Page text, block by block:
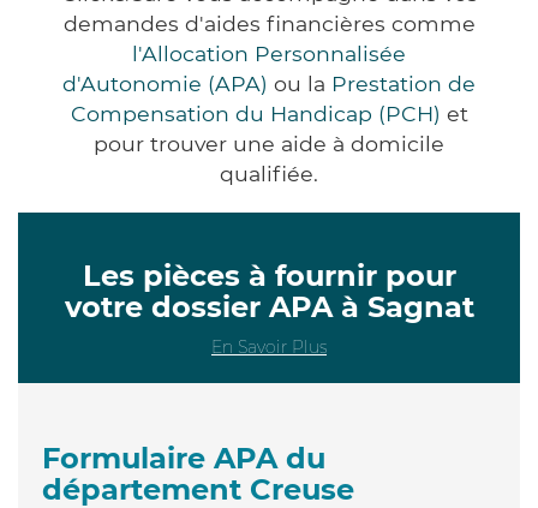
demandes d'aides financières comme
l'Allocation Personnalisée
d'Autonomie (APA) ou la Prestation de
Compensation du Handicap (PCH) et
pour trouver une aide à domicile
qualifiée.
Les pièces à fournir pour
votre dossier APA à Sagnat
En Savoir Plus
Formulaire APA du
département Creuse